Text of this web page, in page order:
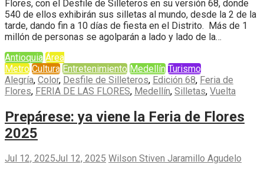
Flores, con el Desfile de Silleteros en su versión 68, donde
540 de ellos exhibirán sus silletas al mundo, desde la 2 de la
tarde, dando fin a 10 días de fiesta en el Distrito. Más de 1
millón de personas se agolparán a lado y lado de la…
Antioquia Área
Metro Cultura Entretenimiento Medellín Turismo
Alegría, Color, Desfile de Silleteros, Edición 68, Feria de
Flores, FERIA DE LAS FLORES, Medellín, Silletas, Vuelta
Prepárese: ya viene la Feria de Flores
2025
Jul 12, 2025Jul 12, 2025 Wilson Stiven Jaramillo Agudelo